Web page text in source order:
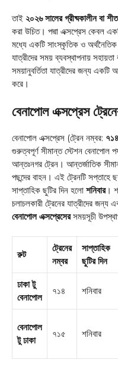
তাই ২০২৬ সালের গ্রীষ্মকালীন বা
করা উচিত। পদ্মা এক্সপ্রেস কেবল
মধ্যে একটি সাংস্কৃতিক ও
যাত্রীদের সময় ব্যবস্থাপনায়
সময়ানুবর্তিতা যাত্রীদের জন্য
করে।
বেনাপোল এক্সপ্রেস
বেনাপোল এক্সপ্রেস (ট্রেন নম্বর:
গুরুত্বপূর্ণ সীমান্ত স্টেশন বেনাপোল
আন্তঃনগর ট্রেন। আন্তর্জাতিক
পছন্দের বাহন। এই ট্রেনটি সপ্তাহে
সাপ্তাহিক ছুটির দিন হলো শনিবার।
চলাচলকারী ট্রেনের যাত্রীদের জন্য
বেনাপোল এক্সপ্রেসেরসময়সূচী
রুট
ট্রেনের
নম্বর
সাপ্তাহিক
ছুটির দিন
ঢাকা টু
বেনাপোল
৭১৪ শনিবার
বেনাপোল
টু ঢাকা
৭১৫ শনিবার